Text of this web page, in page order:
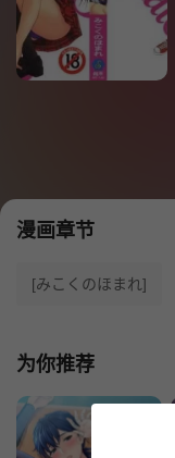
漫画章节
[みこくのほまれ]
为你推荐